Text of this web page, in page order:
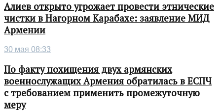
Алиев открыто угрожает провести этнические
чистки в Нагорном Карабахе: заявление МИД
Армении
30 мая 08:33
По факту похищения двух армянских
военнослужащих Армения обратилась в ЕСПЧ
с требованием применить промежуточную
меру